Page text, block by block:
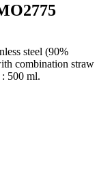
steel (90%
combination straw
500 ml.